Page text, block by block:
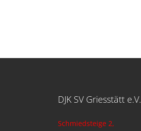
DJK SV Griesstätt e.V.
Schmiedsteige 2,